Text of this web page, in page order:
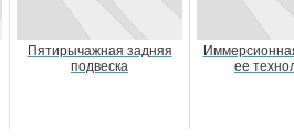
Пятирычажная задняя
подвеска
ее